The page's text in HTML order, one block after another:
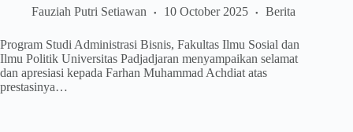
Fauziah Putri Setiawan
10 October 2025 Berita
Program Studi Administrasi Bisnis, Fakultas Ilmu Sosial dan
Ilmu Politik Universitas Padjadjaran menyampaikan selamat
dan apresiasi kepada Farhan Muhammad Achdiat atas
prestasinya…